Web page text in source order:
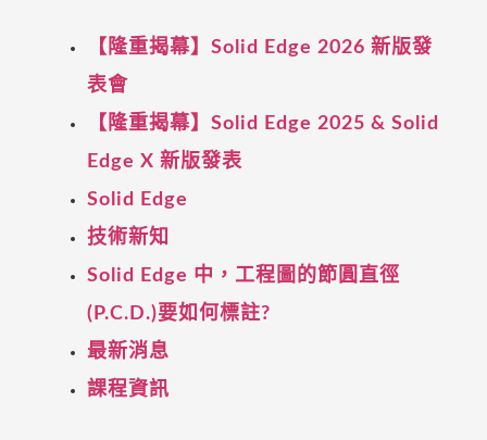
【隆重揭幕】Solid Edge 2026 新版發
表會
【隆重揭幕】Solid Edge 2025 & Solid
Edge X 新版發表
Solid Edge
技術新知
Solid Edge 中，工程圖的節圓直徑
(P.C.D.)要如何標註?
最新消息
課程資訊